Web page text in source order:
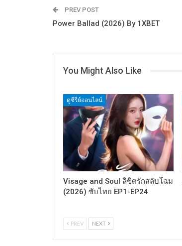
PREV POST
Power Ballad (2026) By 1XBET
You Might Also Like
ดูซีรี่ย์ออนไลน์
Visage and Soul ลิขิตรักสลับโฉม
(2026) ซับไทย EP1-EP24
PREV NEXT